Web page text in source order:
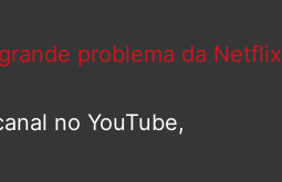
problema da Netflix
no YouTube,